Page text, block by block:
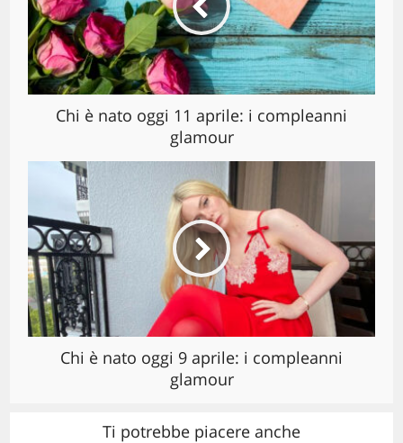
Chi è nato oggi 11 aprile: i compleanni
glamour
Chi è nato oggi 9 aprile: i compleanni
glamour
Ti potrebbe piacere anche